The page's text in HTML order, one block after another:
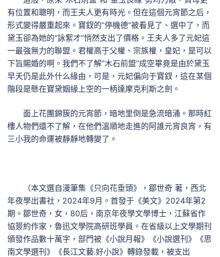
有位置和聰明，而王夫人更有時光。但在這個元宵節之后，
形式變得嚴重起來。寶釵的“停機德”被看見了、選中了，而
黛玉卻為她的“詠絮才”悄然支出了價格。王夫人多了元妃這
一最強無力的聯盟。君權高于父權、宗族權，皇妃，是可以
下旨賜婚的啊。我們不了解“木石前盟”成空畢竟是由於黛玉
早夭仍是此外什么緣由，可是，元妃偏向于寶釵，這在某個
階段是懸在寶黛姻緣上空的一柄達摩克利斯之劍。
面上花團錦簇的元宵節，暗地里倒是急流暗涌。那時紅
樓人物們還不了解，在他們溫順地走進的阿誰元宵良宵，有
三小我的命運被靜靜地轉變了。
（本文選自漫筆集《只向花垂頭》，鄒世奇 著，西北
年夜學出書社，2024年9月。首發于《美文》2024年第2
期。鄒世奇，女，80后，南京年夜學文學博士，江蘇省作
協簽約作家，魯迅文學院高研班學員。在省級以上文學期刊
頒發作品數十萬字，部門被《小說月報》《小說選刊》《思
南文學選刊》《長江文藝.好小說》轉錄發載，被支出